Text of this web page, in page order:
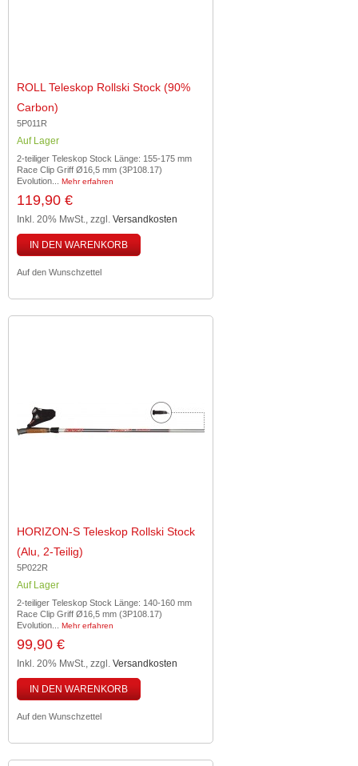
ROLL Teleskop Rollski Stock (90%
Carbon)
5P011R
Auf Lager
2-teiliger Teleskop Stock Länge: 155-175 mm
Race Clip Griff Ø16,5 mm (3P108.17)
Evolution... Mehr erfahren
119,90 €
Inkl. 20% MwSt., zzgl. Versandkosten
IN DEN WARENKORB
Auf den Wunschzettel
HORIZON-S Teleskop Rollski Stock
(Alu, 2-Teilig)
5P022R
Auf Lager
2-teiliger Teleskop Stock Länge: 140-160 mm
Race Clip Griff Ø16,5 mm (3P108.17)
Evolution... Mehr erfahren
99,90 €
Inkl. 20% MwSt., zzgl. Versandkosten
IN DEN WARENKORB
Auf den Wunschzettel